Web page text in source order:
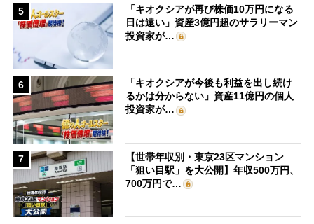
5
「キオクシアが再び株価10万円になる
日は遠い」資産3億円超のサラリーマン
投資家が…
6
「キオクシアが今後も利益を出し続け
るかは分からない」資産11億円の個人
投資家が…
7
【世帯年収別・東京23区マンション
「狙い目駅」を大公開】年収500万円、
700万円で…